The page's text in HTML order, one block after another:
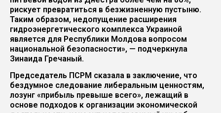
рискует превратиться в безжизненную пустыню.
Таким образом, недопущение расширения
гидроэнергетического комплекса Украиной
является для Республики Молдова вопросом
национальной безопасности», — подчеркнула
Зинаида Гречаный.
Председатель ПСРМ сказала в заключение, что
бездумное следование либеральным ценностям,
лозунг «прибыль превыше всего», лежащий в
основе подходов к организации экономической